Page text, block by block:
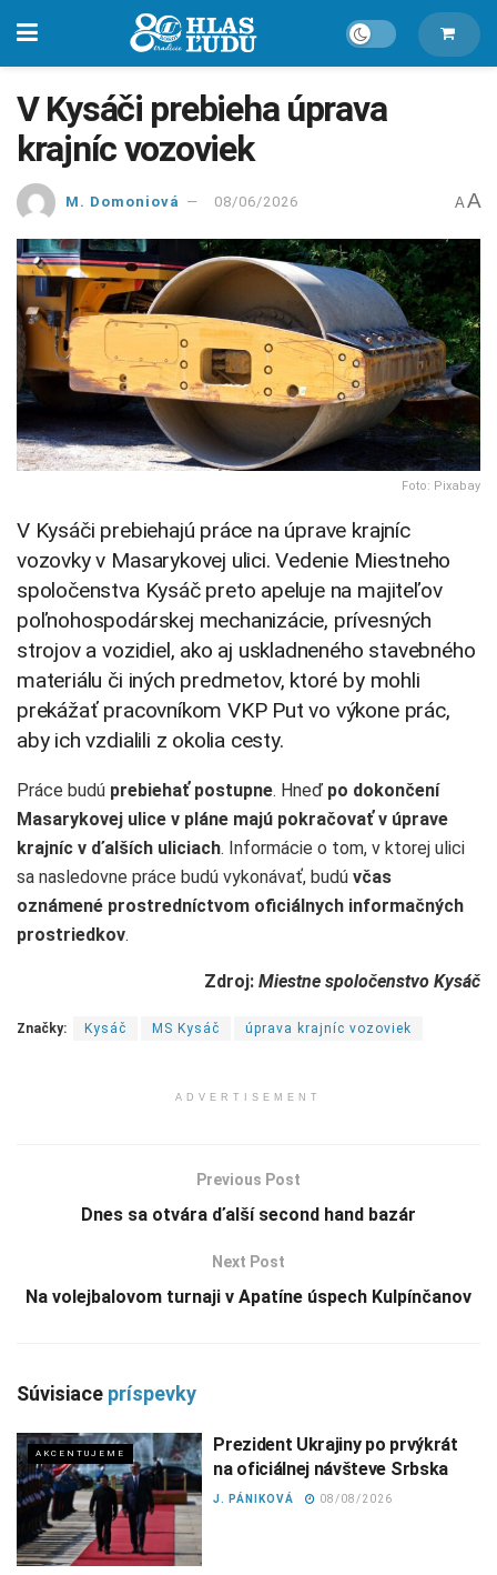
V Kysáči prebieha úprava
krajníc vozoviek
M. Domoniová 08/06/2026 A A
Foto: Pixabay
V Kysáči prebiehajú práce na úprave krajníc
vozovky v Masarykovej ulici. Vedenie Miestneho
spoločenstva Kysáč preto apeluje na majiteľov
poľnohospodárskej mechanizácie, prívesných
strojov a vozidiel, ako aj uskladneného stavebného
materiálu či iných predmetov, ktoré by mohli
prekážať pracovníkom VKP Put vo výkone prác,
aby ich vzdialili z okolia cesty.
Práce budú prebiehať postupne. Hneď po dokončení
Masarykovej ulice v pláne majú pokračovať v úprave
krajníc v ďalších uliciach. Informácie o tom, v ktorej ulici
sa nasledovne práce budú vykonávať, budú včas
oznámené prostredníctvom oficiálnych informačných
prostriedkov.
Zdroj: Miestne spoločenstvo Kysáč
Značky: Kysáč MS Kysáč úprava krajníc vozoviek
ADVERTISEMENT
Previous Post
Dnes sa otvára ďalší second hand bazár
Next Post
Na volejbalovom turnaji v Apatíne úspech Kulpínčanov
Súvisiace príspevky
AKCENTUJEME
Prezident Ukrajiny po prvýkrát
na oficiálnej návšteve Srbska
J. PÁNIKOVÁ 08/08/2026